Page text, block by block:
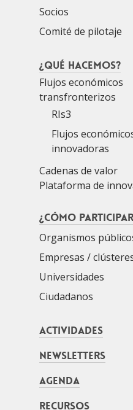
Socios
Comité de pilotaje
¿Qué hacemos?
Flujos económicos
transfronterizos
RIs3
Flujos
innovadoras
Cadenas de valor
Plataforma de
¿Cómo
Organismos
Empresas /
Universidades
Ciudadanos
Actividades
Newsletters
Agenda
Recursos